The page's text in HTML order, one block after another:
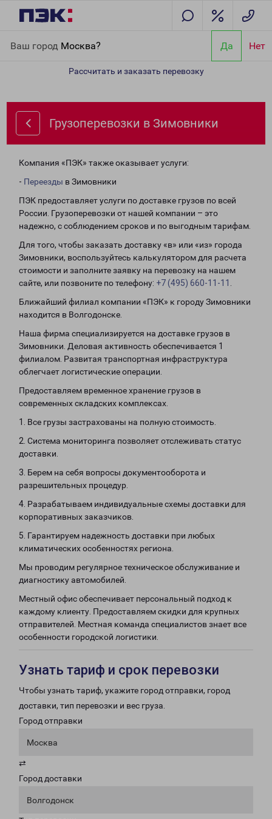
Ваш город Москва? Да Нет
Рассчитать и заказать перевозку
Грузоперевозки в Зимовники
Компания «ПЭК» также оказывает услуги:
- Переезды в Зимовники
ПЭК предоставляет услуги по доставке грузов по всей
России. Грузоперевозки от нашей компании – это
надежно, с соблюдением сроков и по выгодным тарифам.
Для того, чтобы заказать доставку «в» или «из» города
Зимовники, воспользуйтесь калькулятором для расчета
стоимости и заполните заявку на перевозку на нашем
сайте, или позвоните по телефону: +7 (495) 660-11-11
Ближайший филиал компании «ПЭК» к городу Зимовники
находится в Волгодонске.
Наша фирма специализируется на доставке грузов в
Зимовники. Деловая активность обеспечивается 1
филиалом. Развитая транспортная инфраструктура
облегчает логистические операции.
Предоставляем временное хранение грузов в
современных складских комплексах.
1. Все грузы застрахованы на полную стоимость.
2. Система мониторинга позволяет отслеживать статус
доставки.
3. Берем на себя вопросы документооборота и
разрешительных процедур.
4. Разрабатываем индивидуальные схемы доставки для
корпоративных заказчиков.
5. Гарантируем надежность доставки при любых
климатических особенностях региона.
Мы проводим регулярное техническое обслуживание и
диагностику автомобилей.
Местный офис обеспечивает персональный подход к
каждому клиенту. Предоставляем скидки для крупных
отправителей. Местная команда специалистов знает все
особенности городской логистики.
Узнать тариф и срок перевозки
Чтобы узнать тариф, укажите город отправки, город
доставки, тип перевозки и вес груза.
Город отправки
Москва
⇄
Город доставки
Волгодонск